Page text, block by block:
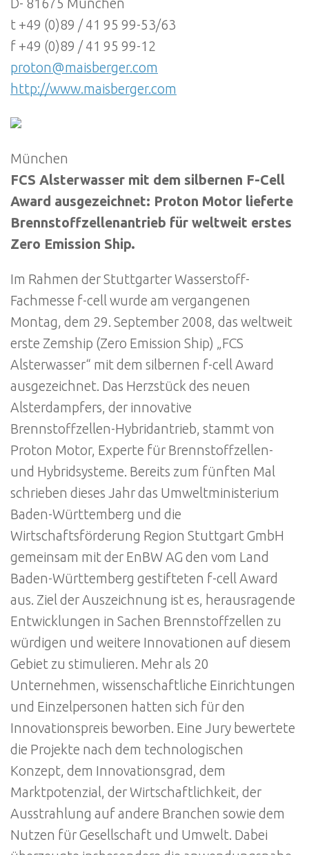
D- 81675 München
t +49 (0)89 / 41 95 99-53/63
f +49 (0)89 / 41 95 99-12
proton@maisberger.com
http://www.maisberger.com
München
FCS Alsterwasser mit dem silbernen F-Cell
Award ausgezeichnet: Proton Motor lieferte
Brennstoffzellenantrieb für weltweit erstes
Zero Emission Ship.
Im Rahmen der Stuttgarter Wasserstoff-
Fachmesse f-cell wurde am vergangenen
Montag, dem 29. September 2008, das weltweit
erste Zemship (Zero Emission Ship) „FCS
Alsterwasser“ mit dem silbernen f-cell Award
ausgezeichnet. Das Herzstück des neuen
Alsterdampfers, der innovative
Brennstoffzellen-Hybridantrieb, stammt von
Proton Motor, Experte für Brennstoffzellen-
und Hybridsysteme. Bereits zum fünften Mal
schrieben dieses Jahr das Umweltministerium
Baden-Württemberg und die
Wirtschaftsförderung Region Stuttgart GmbH
gemeinsam mit der EnBW AG den vom Land
Baden-Württemberg gestifteten f-cell Award
aus. Ziel der Auszeichnung ist es, herausragende
Entwicklungen in Sachen Brennstoffzellen zu
würdigen und weitere Innovationen auf diesem
Gebiet zu stimulieren. Mehr als 20
Unternehmen, wissenschaftliche Einrichtungen
und Einzelpersonen hatten sich für den
Innovationspreis beworben. Eine Jury bewertete
die Projekte nach dem technologischen
Konzept, dem Innovationsgrad, dem
Marktpotenzial, der Wirtschaftlichkeit, der
Ausstrahlung auf andere Branchen sowie dem
Nutzen für Gesellschaft und Umwelt. Dabei